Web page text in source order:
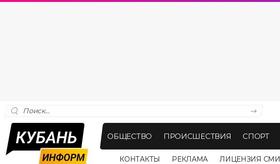
ОБЩЕСТВО ПРОИСШЕСТВИЯ СПОРТ
КОНТАКТЫ РЕКЛАМА ЛИЦЕНЗИЯ СМИ